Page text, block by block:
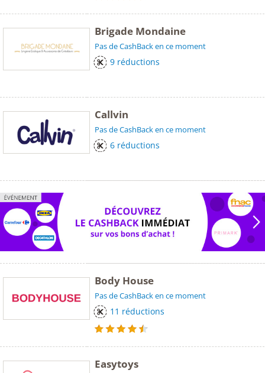
Brigade Mondaine
Pas de CashBack en ce moment
9 réductions
Callvin
Pas de CashBack en ce moment
6 réductions
Body House
Pas de CashBack en ce moment
11 réductions
Easytoys